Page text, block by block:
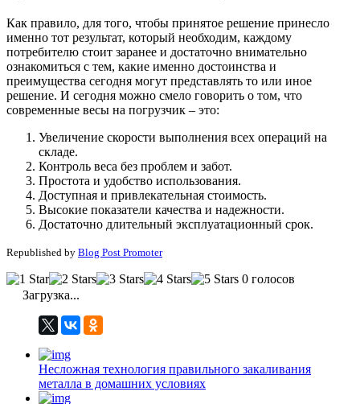
Как правило, для того, чтобы принятое решение принесло
именно тот результат, который необходим, каждому
потребителю стоит заранее и достаточно внимательно
ознакомиться с тем, какие именно достоинства и
преимущества сегодня могут представлять то или иное
решение. И сегодня можно смело говорить о том, что
современные весы на погрузчик – это:
Увеличение скорости выполнения всех операций на
складе.
Контроль веса без проблем и забот.
Простота и удобство использования.
Доступная и привлекательная стоимость.
Высокие показатели качества и надежности.
Достаточно длительный эксплуатационный срок.
Republished by Blog Post Promoter
0 голосов
Загрузка...
Несложная технология правильного закаливания
металла в домашних условиях